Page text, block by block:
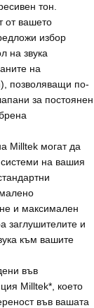
тон.
от вашето
избор
на звука
на
позволяващи по-
за постоянен
Milltek могат да
системи на вашия
и максимален
заглушителите и
към вашите
във
Milltek*, което
във вашата